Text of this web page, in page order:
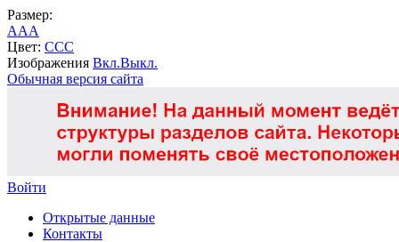
Размер:
AAA
Цвет: CCC
Изображения Вкл.Выкл.
Обычная версия сайта
Войти
Открытые данные
Контакты